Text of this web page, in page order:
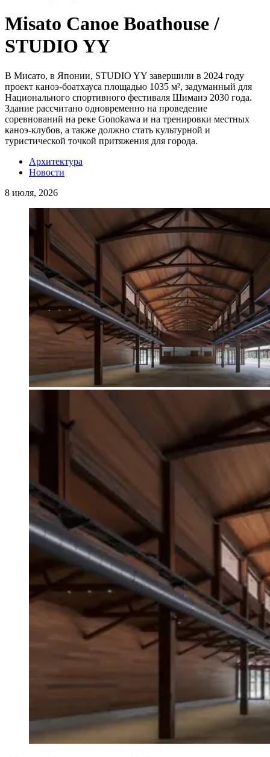
Misato Canoe Boathouse /
STUDIO YY
В Мисато, в Японии, STUDIO YY завершили в 2024 году
проект каноэ-боатхауса площадью 1035 м², задуманный для
Национального спортивного фестиваля Шиманэ 2030 года.
Здание рассчитано одновременно на проведение
соревнований на реке Gonokawa и на тренировки местных
каноэ-клубов, а также должно стать культурной и
туристической точкой притяжения для города.
Архитектура
Новости
8 июля, 2026